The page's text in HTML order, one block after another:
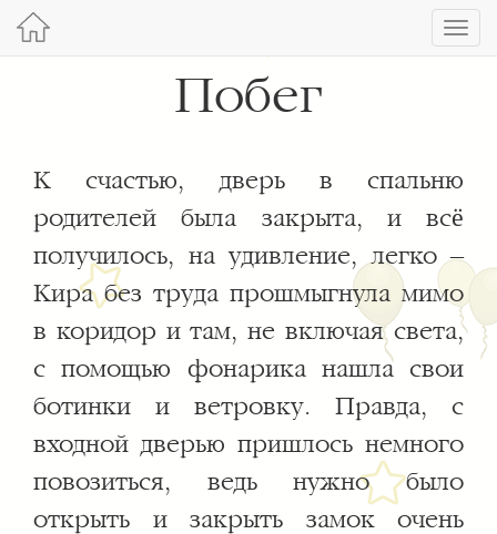
Побег
К счастью, дверь в спальню
родителей была закрыта, и всё
получилось, на удивление, легко –
Кира без труда прошмыгнула мимо
в коридор и там, не включая света,
с помощью фонарика нашла свои
ботинки и ветровку. Правда, с
входной дверью пришлось немного
повозиться, ведь нужно было
открыть и закрыть замок очень